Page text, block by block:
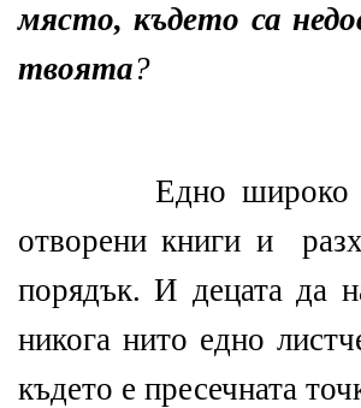
място, където са
твоята?
Едно широко
отворени книги и
порядък. И децата да
никога нито едно
където е пресечната